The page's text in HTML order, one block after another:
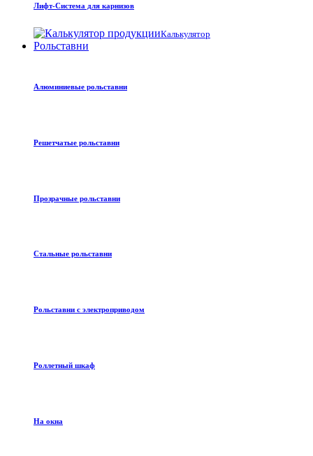
Лифт-Система для карнизов
Калькулятор
Рольставни
Алюминиевые рольставни
Решетчатые рольставни
Прозрачные рольставни
Стальные рольставни
Рольставни с электроприводом
Роллетный шкаф
На окна